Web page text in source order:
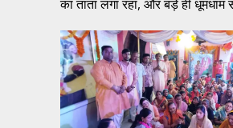
का तांता लगा रहा, और बड़े ही धूमधाम